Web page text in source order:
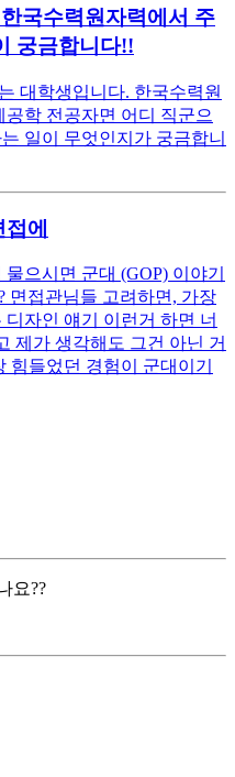
국수력원자력에서 주
궁금합니다!!
대학생입니다. 한국수력원
학 전공자면 어디 직군으
일이 무엇인지가 궁금합니
에
으시면 군대 (GOP) 이야기
면접관님들 고려하면, 가장
자인 얘기 이런거 하면 너
제가 생각해도 그건 아닌 거
힘들었던 경험이 군대이기
요??